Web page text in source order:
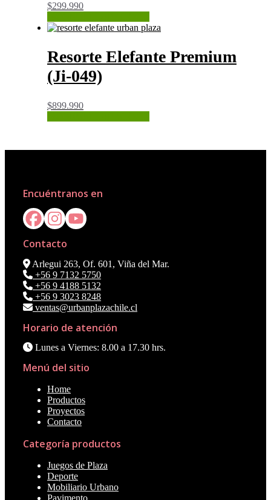
$299.990
Resorte Elefante Premium
(Ji-049)
$899.990
Encuéntranos en
Contacto
Arlegui 263, Of. 601, Viña del Mar.
+56 9 7132 5750
+56 9 4188 5132
+56 9 3023 8248
ventas@urbanplazachile.cl
Horario de atención
Lunes a Viernes: 8.00 a 17.30 hrs.
Menú del sitio
Home
Productos
Proyectos
Contacto
Categoría productos
Juegos de Plaza
Deporte
Mobiliario Urbano